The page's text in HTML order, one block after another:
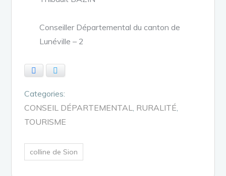
Conseiller Départemental du canton de
Lunéville – 2
Categories:
CONSEIL DÉPARTEMENTAL
RURALITÉ
TOURISME
colline de Sion